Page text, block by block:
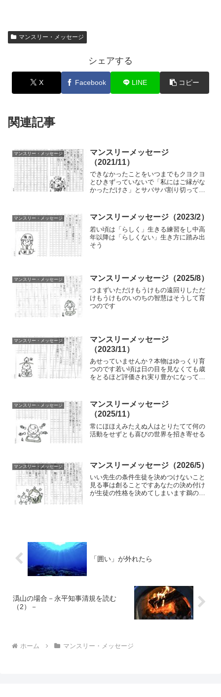
マンスリー・メッセージ
シェアする
X Facebook LINE コピー
関連記事
マンスリー・メッセージ
マンスリーメッセージ
（2021/11）
できなかったことをいつまでもクヨクヨ
とひきずっていないで「私にはご縁がな
かっただけさ」とサバサバ割り切って前
マンスリー・メッセージ マンスリーメッセージ（2023/2）
若い頃は「らしく」生きる練習をし中高
年以降は「らしくない」生き方に踏み出
そう
マンスリー・メッセージ マンスリーメッセージ（2025/8）
つまずいただけもうけもの遠回りしただ
けもうけものいのちの智慧はそうして育
つのです
マンスリー・メッセージ
マンスリーメッセージ
（2023/11）
あせっていませんか？本物はゆっくり育
つのです若い頃は日の目を見なくても歳
をとるほど評価され実り豊かになってく
マンスリー・メッセージ
マンスリーメッセージ
（2025/11）
常にほほえみたえぬ人はとりたてて何の
活動をせずとも喜びの世界を招き寄せる
マンスリー・メッセージ マンスリーメッセージ（2026/5）
いい先生の条件生徒を決めつけないこと
見る事は創ることですあなたの決め付け
が生徒の性格を決めてしまいます鵜の
「囲い」が外れたら
潙山の場合－永平知事清規を読む
（2）－
ホーム マンスリー・メッセージ